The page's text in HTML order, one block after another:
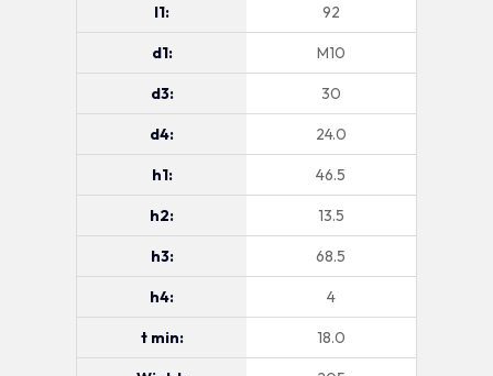
l1: 92
d1: M10
d3: 30
d4: 24.0
h1: 46.5
h2: 13.5
h3: 68.5
h4: 4
t min: 18.0